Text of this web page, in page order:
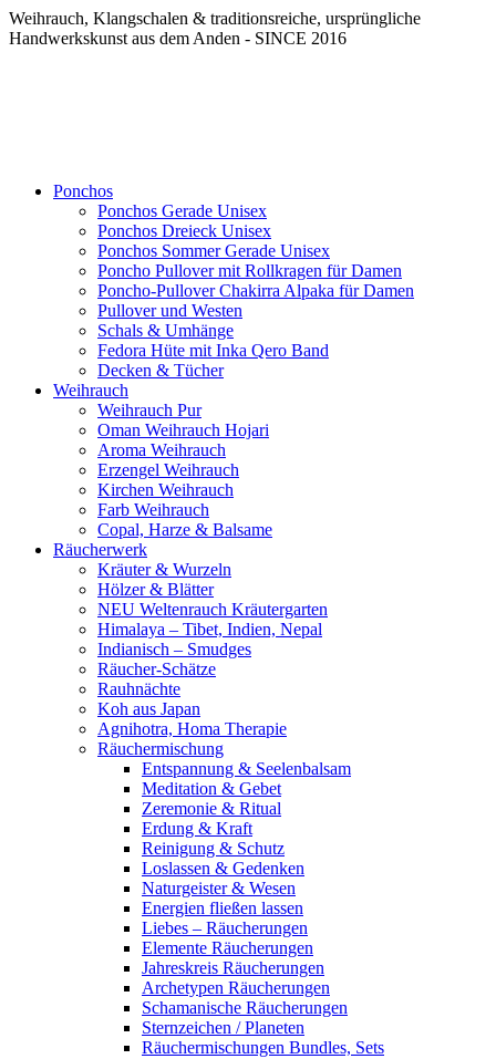
Weihrauch, Klangschalen & traditionsreiche, ursprüngliche
Handwerkskunst aus dem Anden - SINCE 2016
Ponchos
Ponchos Gerade Unisex
Ponchos Dreieck Unisex
Ponchos Sommer Gerade Unisex
Poncho Pullover mit Rollkragen für Damen
Poncho-Pullover Chakirra Alpaka für Damen
Pullover und Westen
Schals & Umhänge
Fedora Hüte mit Inka Qero Band
Decken & Tücher
Weihrauch
Weihrauch Pur
Oman Weihrauch Hojari
Aroma Weihrauch
Erzengel Weihrauch
Kirchen Weihrauch
Farb Weihrauch
Copal, Harze & Balsame
Räucherwerk
Kräuter & Wurzeln
Hölzer & Blätter
NEU Weltenrauch Kräutergarten
Himalaya – Tibet, Indien, Nepal
Indianisch – Smudges
Räucher-Schätze
Rauhnächte
Koh aus Japan
Agnihotra, Homa Therapie
Räuchermischung
Entspannung & Seelenbalsam
Meditation & Gebet
Zeremonie & Ritual
Erdung & Kraft
Reinigung & Schutz
Loslassen & Gedenken
Naturgeister & Wesen
Energien fließen lassen
Liebes – Räucherungen
Elemente Räucherungen
Jahreskreis Räucherungen
Archetypen Räucherungen
Schamanische Räucherungen
Sternzeichen / Planeten
Räuchermischungen Bundles, Sets